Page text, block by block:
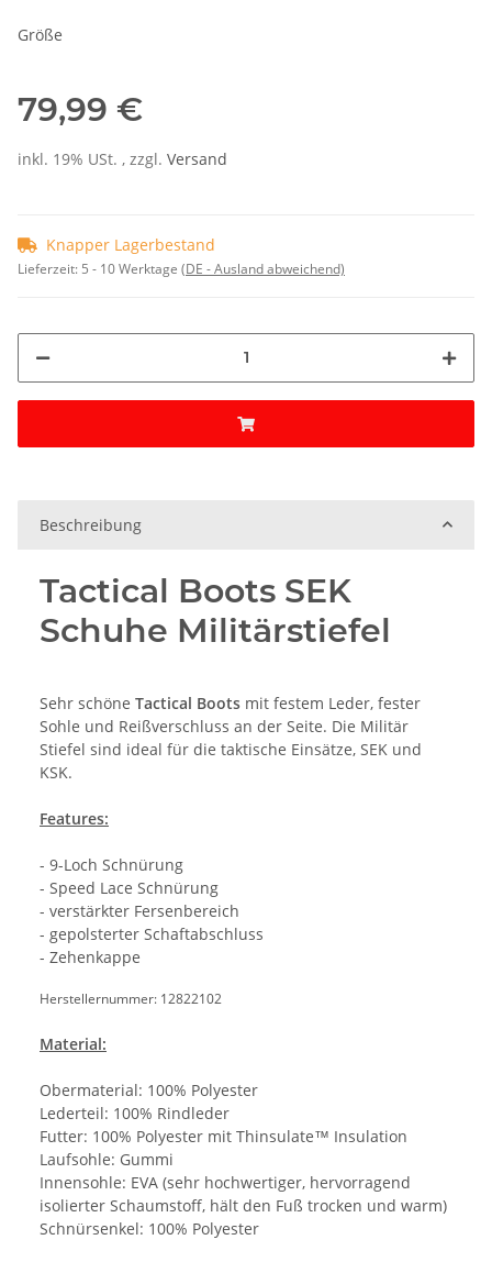
Größe
79,99 €
inkl. 19% USt. , zzgl. Versand
Knapper Lagerbestand
Lieferzeit: 5 - 10 Werktage (DE - Ausland abweichend)
Beschreibung
Tactical Boots SEK
Schuhe Militärstiefel
Sehr schöne Tactical Boots mit festem Leder, fester
Sohle und Reißverschluss an der Seite. Die Militär
Stiefel sind ideal für die taktische Einsätze, SEK und
KSK.
Features:
- 9-Loch Schnürung
- Speed Lace Schnürung
- verstärkter Fersenbereich
- gepolsterter Schaftabschluss
- Zehenkappe
Herstellernummer: 12822102
Material:
Obermaterial: 100% Polyester
Lederteil: 100% Rindleder
Futter: 100% Polyester mit Thinsulate™ Insulation
Laufsohle: Gummi
Innensohle: EVA (sehr hochwertiger, hervorragend
isolierter Schaumstoff, hält den Fuß trocken und warm)
Schnürsenkel: 100% Polyester